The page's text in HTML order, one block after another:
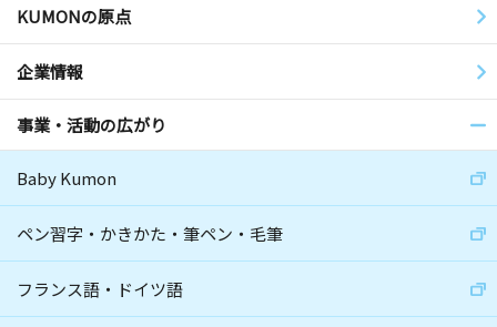
KUMONの原点
企業情報
事業・活動の広がり
Baby Kumon
ペン習字・かきかた・筆ペン・毛筆
フランス語・ドイツ語